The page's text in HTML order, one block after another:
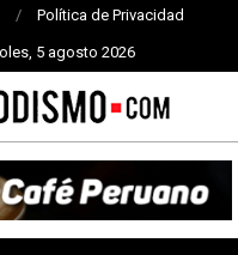
Política de Privacidad
5 agosto 2026